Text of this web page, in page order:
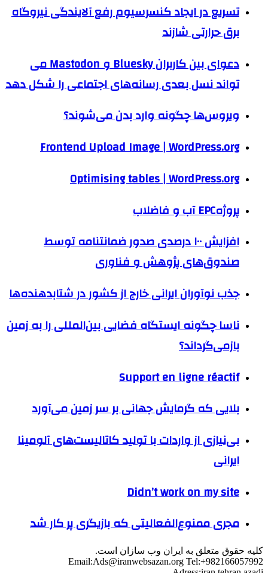
تسریع در ایجاد کنسرسیوم رفع آلایندگی نیروگاه
برق حرارتی شازند
دعوای بین کاربران Bluesky و Mastodon می
تواند نسل بعدی رسانه‌های اجتماعی را شکل دهد
ویروس‌ها چگونه وارد بدن می‌شوند؟
Frontend Upload Image | WordPress.org
Optimising tables | WordPress.org
پروژهEPC آب و فاضلاب
افزایش ۱۰۰ درصدی صدور ضمانتنامه توسط
صندوق‌های پژوهش و فناوری
جذب نوآوران ایرانی خارج از کشور در شتابدهنده‌ها
ناسا چگونه ایستگاه فضایی بین‌المللی را به زمین
بازمی‌گرداند؟
Support en ligne réactif
بلایی که گرمایش جهانی بر سر زمین می‌آورد
بی‌نیازی از واردات با تولید کاتالیست‌های آلومینا
ایرانی
Didn’t work on my site
مجری ممنوع‌الفعالیتی که بازیگری پر کار شد
کلیه حقوق متعلق به ایران وب سازان است.
Email:Ads@iranwebsazan.org Tel:+982166057992